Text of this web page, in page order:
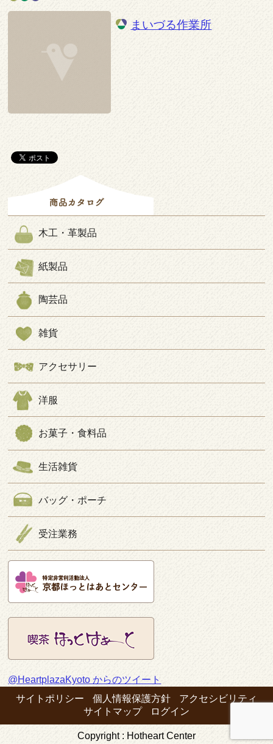
まいづる作業所
木工・革製品
紙製品
陶芸品
雑貨
アクセサリー
洋服
お菓子・食料品
生活雑貨
バッグ・ポーチ
受注業務
@HeartplazaKyoto からのツイート
サイトポリシー
個人情報保護方針
アクセシビリティ
サイトマップ
ログイン
Copyright : Hotheart Center